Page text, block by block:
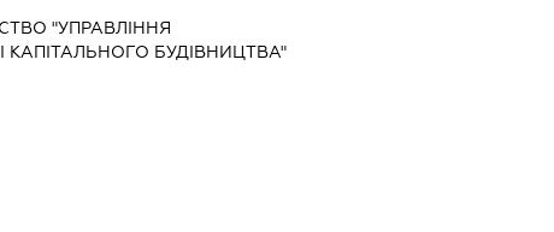
"УПРАВЛІННЯ
КАПІТАЛЬНОГО БУДІВНИЦТВА"